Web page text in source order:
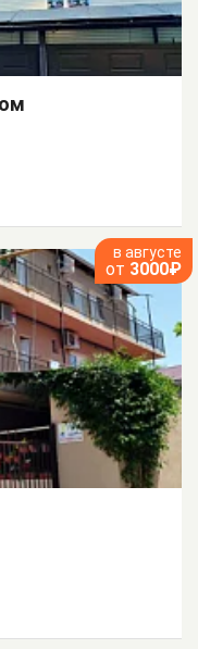
в августе
от 3000₽